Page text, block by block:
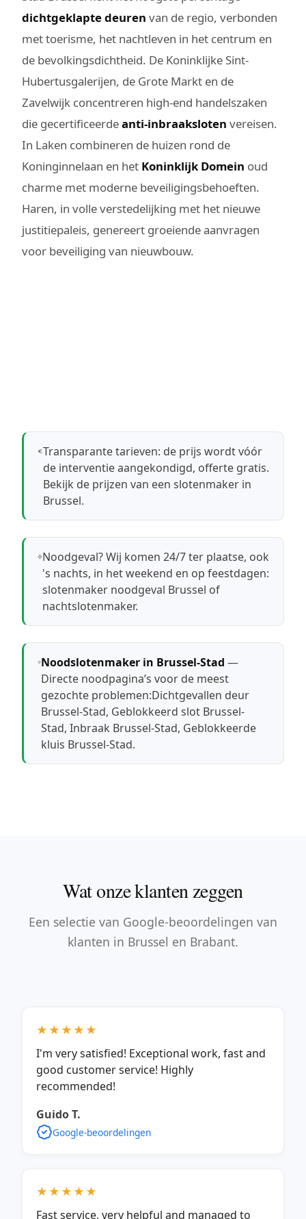
dichtgeklapte deuren van de regio, verbonden
met toerisme, het nachtleven in het centrum en
de bevolkingsdichtheid. De Koninklijke Sint-
Hubertusgalerijen, de Grote Markt en de
Zavelwijk concentreren high-end handelszaken
die gecertificeerdeanti-inbraaksloten vereisen.
In Laken combineren de huizen rond de
Koninginnelaan en het Koninklijk Domein oud
charme met moderne beveiligingsbehoeften.
Haren, in volle verstedelijking met het nieuwe
justitiepaleis, genereert groeiende aanvragen
voor beveiliging van nieuwbouw.
Transparante tarieven: de prijs wordt vóór
de interventie aangekondigd, offerte gratis.
Bekijk de prijzen van een slotenmaker in
Brussel.
Noodgeval? Wij komen 24/7 ter plaatse, ook
's nachts, in het weekend en op feestdagen:
slotenmaker noodgeval Brussel of
nachtslotenmaker.
Noodslotenmaker in Brussel-Stad —
Directe noodpagina’s voor de meest
gezochte problemen:Dichtgevallen deur
Brussel-Stad, Geblokkeerd slot Brussel-
Stad, Inbraak Brussel-Stad, Geblokkeerde
kluis Brussel-Stad.
Wat onze klanten zeggen
Een selectie van Google-beoordelingen van
klanten in Brussel en Brabant.
★★★★★
I'm very satisfied! Exceptional work, fast and
good customer service! Highly
recommended!
Guido T.
Google-beoordelingen
★★★★★
Fast service, very helpful and managed to